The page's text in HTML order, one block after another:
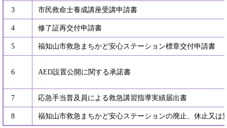
3 市民救命士養成講座受講申請書
4 修了証再交付申請書
5 福知山市救急まちかど安心ステーション標章交付申請書
6 AED設置公開に関する承諾書
7 応急手当普及員による救急講習指導実績届出書
8 福知山市救急まちかど安心ステーションの廃止、休止又は